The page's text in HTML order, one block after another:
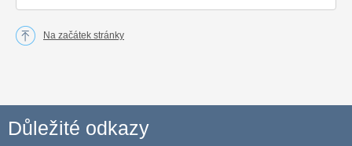
Na začátek stránky
Důležité odkazy